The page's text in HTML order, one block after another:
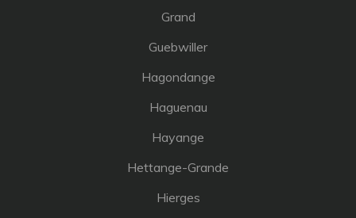
Grand
Guebwiller
Hagondange
Haguenau
Hayange
Hettange-Grande
Hierges